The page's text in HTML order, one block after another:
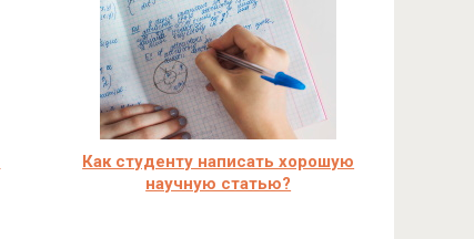
Как студенту написать хорошую
научную статью?